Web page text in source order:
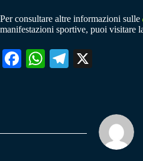
Per consultare altre informazioni sulle
manifestazioni sportive, puoi visitare
Fa W
pp
Te
m